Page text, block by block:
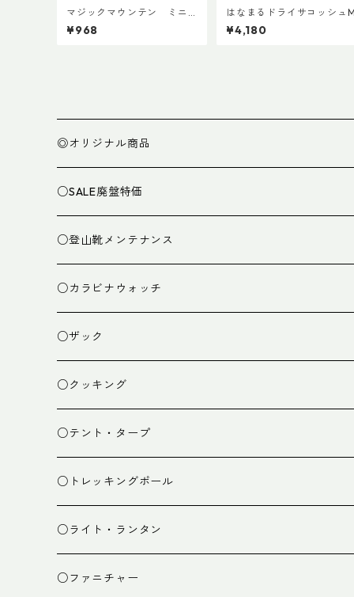
マジックマウンテン ミニ
オーバルビナー
¥968
はなまるドライサコッシュ
¥4,180
◎オリジナル商品
○SALE廃盤特価
○登山靴メンテナンス
○カラビナウォッチ
○ザック
ザック
スタッフバッグ
ザック小物
○クッキング
クッカー
バーナー
カトラリー
クッキング小物
○テント・タープ
テント
タープ
ペグ・ハンマー・小物
○トレッキングポール
○ライト・ランタン
ライト
○ファニチャー